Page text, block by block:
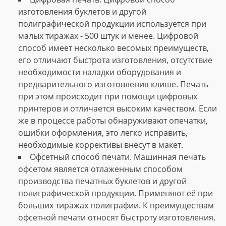
изготовления буклетов и другой
полиграфической продукции используется при
малых тиражах - 500 штук и менее. Цифровой
способ имеет несколько весомых преимуществ,
его отличают быстрота изготовления, отсутствие
необходимости наладки оборудования и
предварительного изготовления клише. Печать
при этом происходит при помощи цифровых
принтеров и отличается высоким качеством. Если
же в процессе работы обнаруживают опечатки,
ошибки оформления, это легко исправить,
необходимые коррективы внесут в макет.
Офсетный способ печати. Машинная печать
офсетом является отлаженным способом
производства печатных буклетов и другой
полиграфической продукции. Применяют её при
больших тиражах полиграфии. К преимуществам
офсетной печати относят быстроту изготовления,